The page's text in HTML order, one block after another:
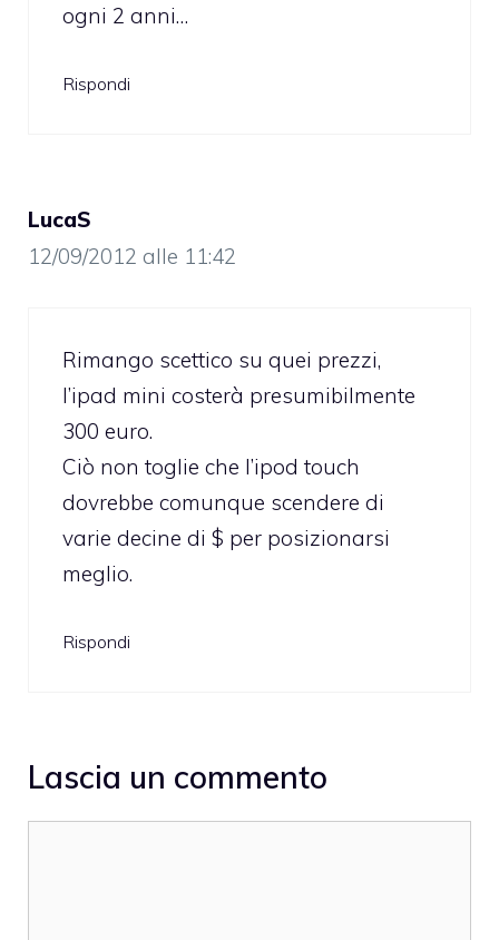
ogni 2 anni…
Rispondi
LucaS
12/09/2012 alle 11:42
Rimango scettico su quei prezzi,
l’ipad mini costerà presumibilmente
300 euro.
Ciò non toglie che l’ipod touch
dovrebbe comunque scendere di
varie decine di $ per posizionarsi
meglio.
Rispondi
Lascia un commento